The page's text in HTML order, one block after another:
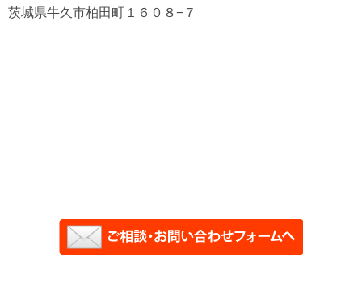
茨城県牛久市柏田町１６０８−７